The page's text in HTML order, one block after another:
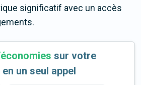
significatif avec un accès
sur votre
un seul appel